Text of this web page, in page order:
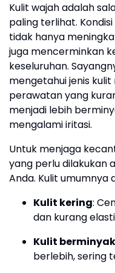
Kulit wajah adalah
paling terlihat.
tidak hanya
juga mencerminkan
keseluruhan.
mengetahui jenis
perawatan yang
menjadi lebih
mengalami iritasi.
Untuk menjaga
yang perlu dilakukan
Anda. Kulit umumnya
Kulit kering:
dan kurang
Kulit berminyak
berlebih, sering